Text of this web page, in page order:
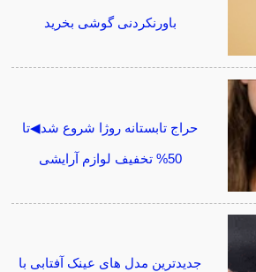
باورنکردنی گوشی بخرید
حراج تابستانه روژا شروع شد◀تا
50% تخفیف لوازم آرایشی
جدیدترین مدل های عینک آفتابی با